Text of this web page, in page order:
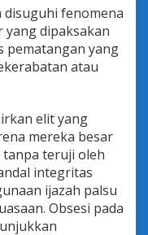
fenomena
yang dipaksakan
pematangan yang
atau
elit yang
mereka besar
tanpa teruji oleh
integritas
ijazah palsu
Obsesi pada